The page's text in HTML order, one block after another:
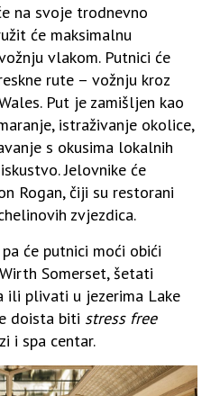
na svoje trodnevno
će maksimalnu
vlakom. Putnici će
rute – vožnju kroz
Put je zamišljen kao
istraživanje okolice,
s okusima lokalnih
Jelovnike će
Rogan, čiji su restorani
zvjezdica.
će putnici moći obići
Somerset, šetati
ili plivati u jezerima Lake
doista biti stress free
i spa centar.